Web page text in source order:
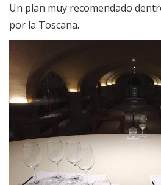
Un plan muy recomendado
por la Toscana.